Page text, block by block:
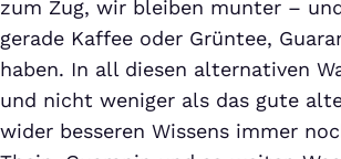
zum Zug, wir bleiben munter –
gerade Kaffee oder Grüntee,
haben. In all diesen alternativen
und nicht weniger als das gute
wider besseren Wissens immer